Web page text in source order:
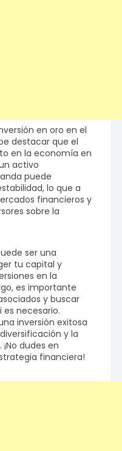
en oro en el
destacar que el
en la economía en
activo
puede
lo que a
financieros y
sobre la
ser una
tu capital y
en la
es importante
y buscar
necesario.
inversión exitosa
y la
dudes en
financiera!